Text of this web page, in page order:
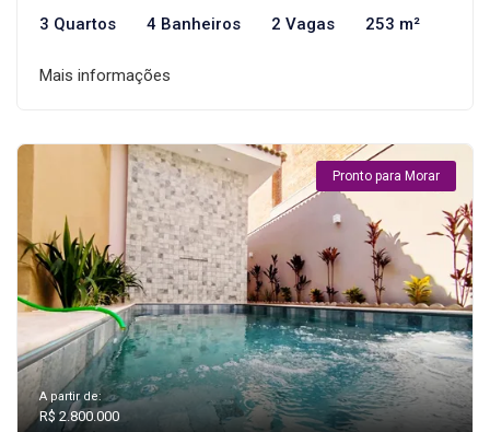
3 Quartos 4 Banheiros 2 Vagas 253 m²
Mais informações
Pronto para Morar
A partir de:
R$ 2.800.000